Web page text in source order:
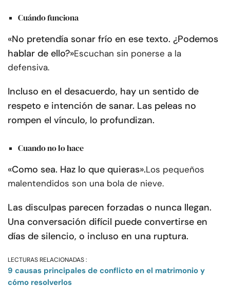
Cuándo funciona
«No pretendía sonar frío en ese texto. ¿Podemos
hablar de ello?»Escuchan sin ponerse a la
defensiva.
Incluso en el desacuerdo, hay un sentido de
respeto e intención de sanar. Las peleas no
rompen el vínculo, lo profundizan.
Cuando no lo hace
«Como sea. Haz lo que quieras».Los pequeños
malentendidos son una bola de nieve.
Las disculpas parecen forzadas o nunca llegan.
Una conversación difícil puede convertirse en
días de silencio, o incluso en una ruptura.
LECTURAS RELACIONADAS :
9 causas principales de conflicto en el matrimonio y
cómo resolverlos